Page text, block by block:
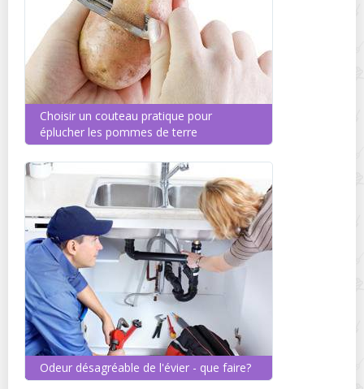
Choisir un couteau pratique pour
éplucher les pommes de terre
Odeur désagréable de l'évier - que faire?